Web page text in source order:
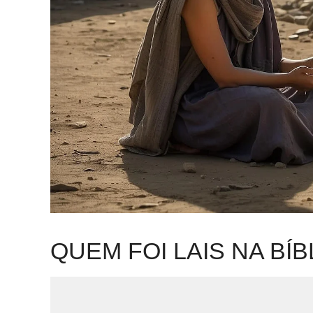
QUEM FOI LAIS NA